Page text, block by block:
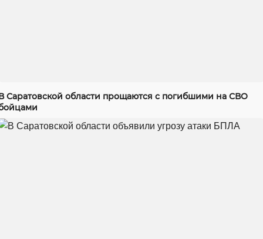
Саратовской области прощаются с погибшими на СВО